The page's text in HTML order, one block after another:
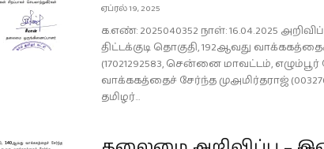
ஏப்ரல் 19, 2025
க.எண்: 2025040352 நாள்: 16.04.2025
திட்டக்குடி தொகுதி, 192ஆவது
(17021292583, சென்னை மாவட்டம்,
வாக்ககத்தைச் சேர்ந்த முஅமிர்தராஜ்
தமிழர்...